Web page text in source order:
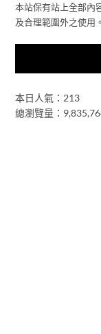
本站保有站上全部內
及合理範圍外之使用。
本日人氣：213
總瀏覽量：